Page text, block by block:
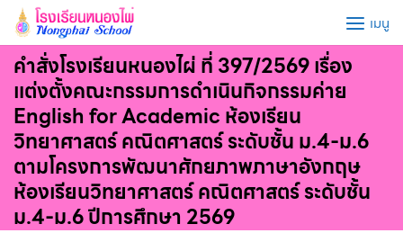
Skip
content
เมนู
คำสั่งโรงเรียนหนองไผ่ ที่ 397/2569 เรื่อง
แต่งตั้งคณะกรรมการดำเนินกิจกรรมค่าย
English for Academic ห้องเรียน
วิทยาศาสตร์ คณิตศาสตร์ ระดับชั้น ม.4-ม.6
ตามโครงการพัฒนาศักยภาพภาษาอังกฤษ
ห้องเรียนวิทยาศาสตร์ คณิตศาสตร์ ระดับชั้น
ม.4-ม.6 ปีการศึกษา 2569